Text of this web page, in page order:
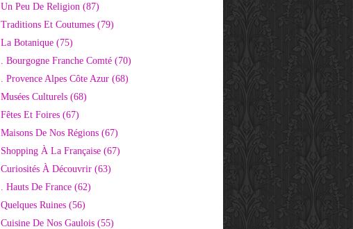
Un Peu De Religion (87)
Traditions Et Coutumes (79)
La Botanique (75)
. Bourgogne Franche Comté (70)
. Provence Alpes Côte Azur (68)
Musées Culturels (68)
Fêtes Et Foires (67)
Maisons De Nos Régions (67)
Shopping À La Française (67)
Curiosités À Découvrir (63)
. Hauts De France (62)
Quelques Ruines (56)
Cuisine De Nos Gaulois (55)